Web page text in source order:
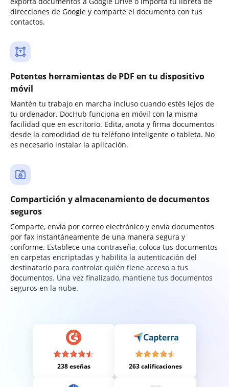
direcciones de Google y comparte el documento con tus
contactos.
Potentes herramientas de PDF en tu dispositivo
móvil
Mantén tu trabajo en marcha incluso cuando estés lejos de
tu ordenador. DocHub funciona en móvil con la misma
facilidad que en escritorio. Edita, anota y firma documentos
desde la comodidad de tu teléfono inteligente o tableta. No
es necesario instalar la aplicación.
Compartición y almacenamiento de documentos
seguros
Comparte, envía por correo electrónico y envía documentos
por fax instantáneamente de una manera segura y
conforme. Establece una contraseña, coloca tus documentos
en carpetas encriptadas y habilita la autenticación del
destinatario para controlar quién tiene acceso a tus
documentos. Una vez finalizado, mantiene tus documentos
seguros en la nube.
238 eseñas 263 calificaciones